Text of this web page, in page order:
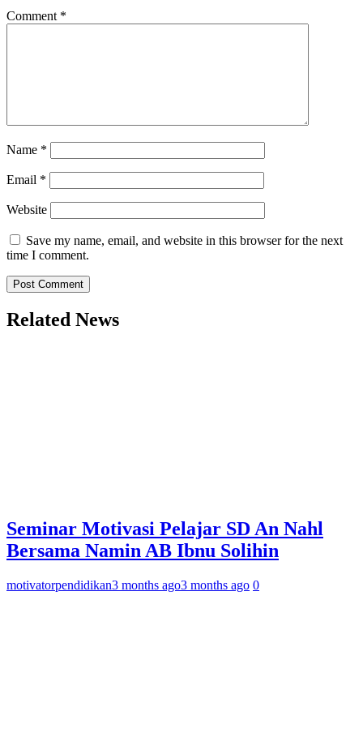
Comment *
Name *
Email *
Website
Save my name, email, and website in this browser for the next
time I comment.
Related News
Seminar Motivasi Pelajar SD An Nahl
Bersama Namin AB Ibnu Solihin
motivatorpendidikan3 months ago3 months ago 0